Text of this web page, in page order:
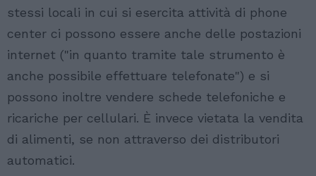
stessi locali in cui si esercita attività di phone
center ci possono essere anche delle postazioni
internet ("in quanto tramite tale strumento è
anche possibile effettuare telefonate") e si
possono inoltre vendere schede telefoniche e
ricariche per cellulari. È invece vietata la vendita
di alimenti, se non attraverso dei distributori
automatici.